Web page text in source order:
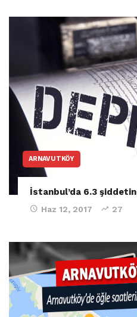
ARNAVUTKÖY
İstanbul’da 6.3
Haz 12, 2017 27